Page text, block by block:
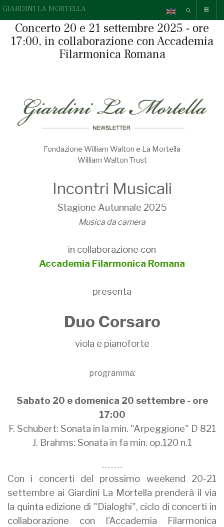
GIARDINI LA MORTELLA
Concerto 20 e 21 settembre 2025 - ore
17:00, in collaborazione con Accademia
Filarmonica Romana
Fondazione William Walton e La Mortella
William Walton Trust
Incontri Musicali
Stagione Autunnale 2025
Musica da camera
in collaborazione con
Accademia Filarmonica Romana
presenta
Duo Corsaro
viola e pianoforte
programma:
Sabato 20 e domenica 20 settembre - ore
17:00
F. Schubert: Sonata in la min. "Arpeggione" D 821
J. Brahms: Sonata in fa min. op.120 n.1
-------
Con i concerti del prossimo weekend 20-21
settembre ai Giardini La Mortella prenderà il via
la quinta edizione di "Dialoghi", ciclo di concerti in
collaborazione con l'Accademia Filarmonica